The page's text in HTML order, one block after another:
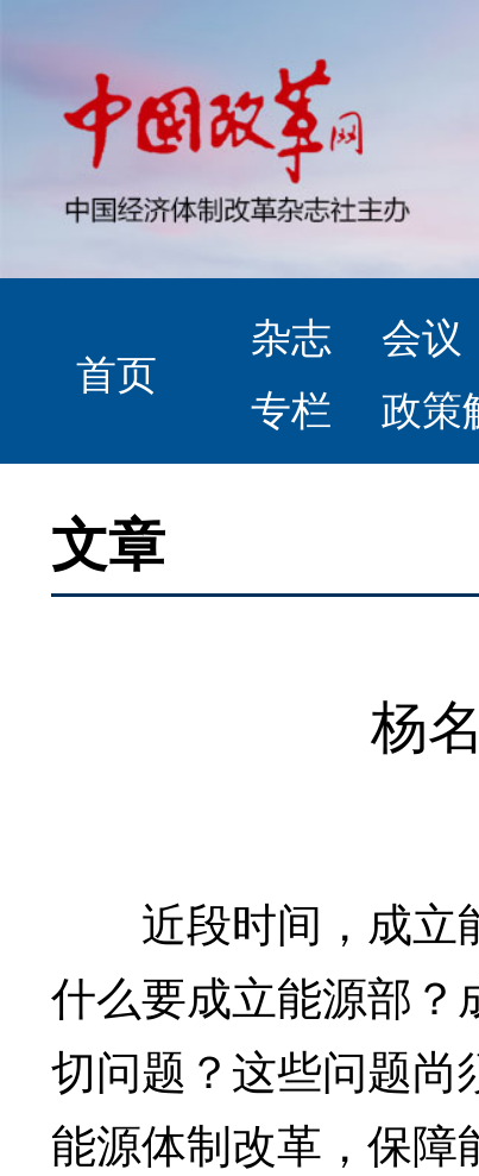
首页
杂志 会议
专栏
政策
文章
杨
近段时间，成立
什么要成立能源部？
切问题？这些问题
能源体制改革，保